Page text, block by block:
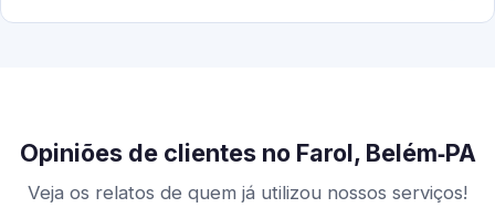
Opiniões de clientes no Farol, Belém‑PA
Veja os relatos de quem já utilizou nossos serviços!